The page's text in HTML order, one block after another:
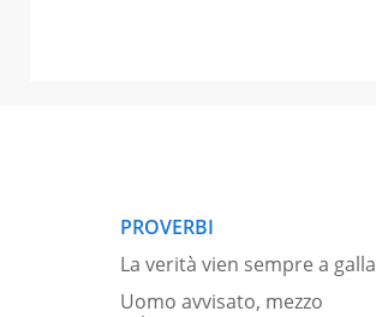
PROVERBI
La verità vien sempre a galla
Uomo avvisato, mezzo